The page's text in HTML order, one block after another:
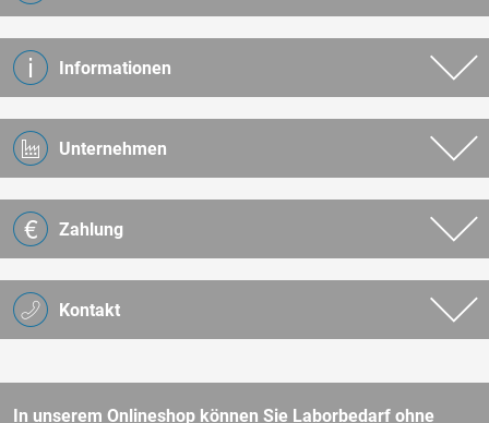
Kontakt
Informationen
Unternehmen
Zahlung
In unserem Onlineshop können Sie Laborbedarf ohne